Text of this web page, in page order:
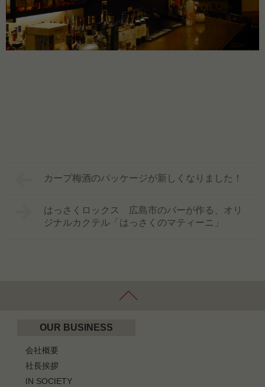
カープ梅酒のパッケージが新しくなりました！
はっさくロックス 広島市のバーが作る、オリ
ジナルカクテル「はっさくのマティーニ」
OUR BUSINESS
会社概要
社長挨拶
IN SOCIETY